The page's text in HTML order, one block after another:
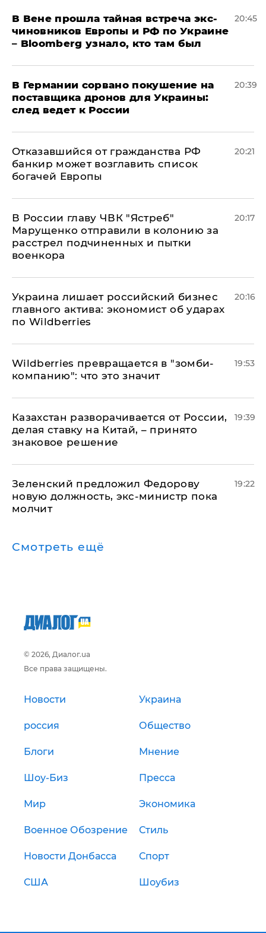
В Вене прошла тайная встреча экс-
чиновников Европы и РФ по Украине
– Bloomberg узнало, кто там был
20:45
​В Германии сорвано покушение на
поставщика дронов для Украины:
след ведет к России
20:39
Отказавшийся от гражданства РФ
банкир может возглавить список
богачей Европы
20:21
В России главу ЧВК "Ястреб"
Марущенко отправили в колонию за
расстрел подчиненных и пытки
военкора
20:17
​Украина лишает российский бизнес
главного актива: экономист об ударах
по Wildberries
20:16
Wildberries превращается в "зомби-
компанию": что это значит
19:53
Казахстан разворачивается от России,
делая ставку на Китай, – принято
знаковое решение
19:39
Зеленский предложил Федорову
новую должность, экс-министр пока
молчит
19:22
Смотреть ещё
© 2026, Диалог.ua
Все права защищены.
Новости Украина
россия Общество
Блоги Мнение
Шоу-Биз Пресса
Мир Экономика
Военное Обозрение Стиль
Новости Донбасса Спорт
США Шоубиз